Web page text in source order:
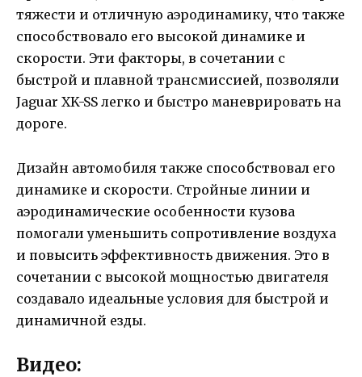
тяжести и отличную аэродинамику, что также
способствовало его высокой динамике и
скорости. Эти факторы, в сочетании с
быстрой и плавной трансмиссией, позволяли
Jaguar XK-SS легко и быстро маневрировать на
дороге.
Дизайн автомобиля также способствовал его
динамике и скорости. Стройные линии и
аэродинамические особенности кузова
помогали уменьшить сопротивление воздуха
и повысить эффективность движения. Это в
сочетании с высокой мощностью двигателя
создавало идеальные условия для быстрой и
динамичной езды.
Видео: